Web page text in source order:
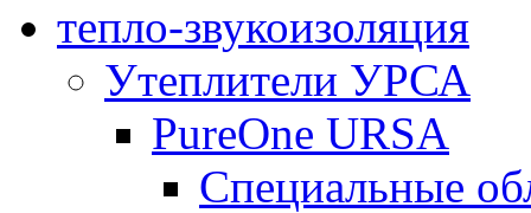
тепло-звукоизоляция
Утеплители УРСА
PureOne URSA
Специальные